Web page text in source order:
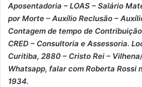
⁠Aposentadoria – ⁠LOAS – ⁠Salário
por Morte – ⁠Auxílio Reclusão –
⁠Contagem de tempo de
CRED – Consultoria e Assessoria.
Curitiba, 2880 – Cristo Rei –
Whatsapp, falar com Roberta
1934.